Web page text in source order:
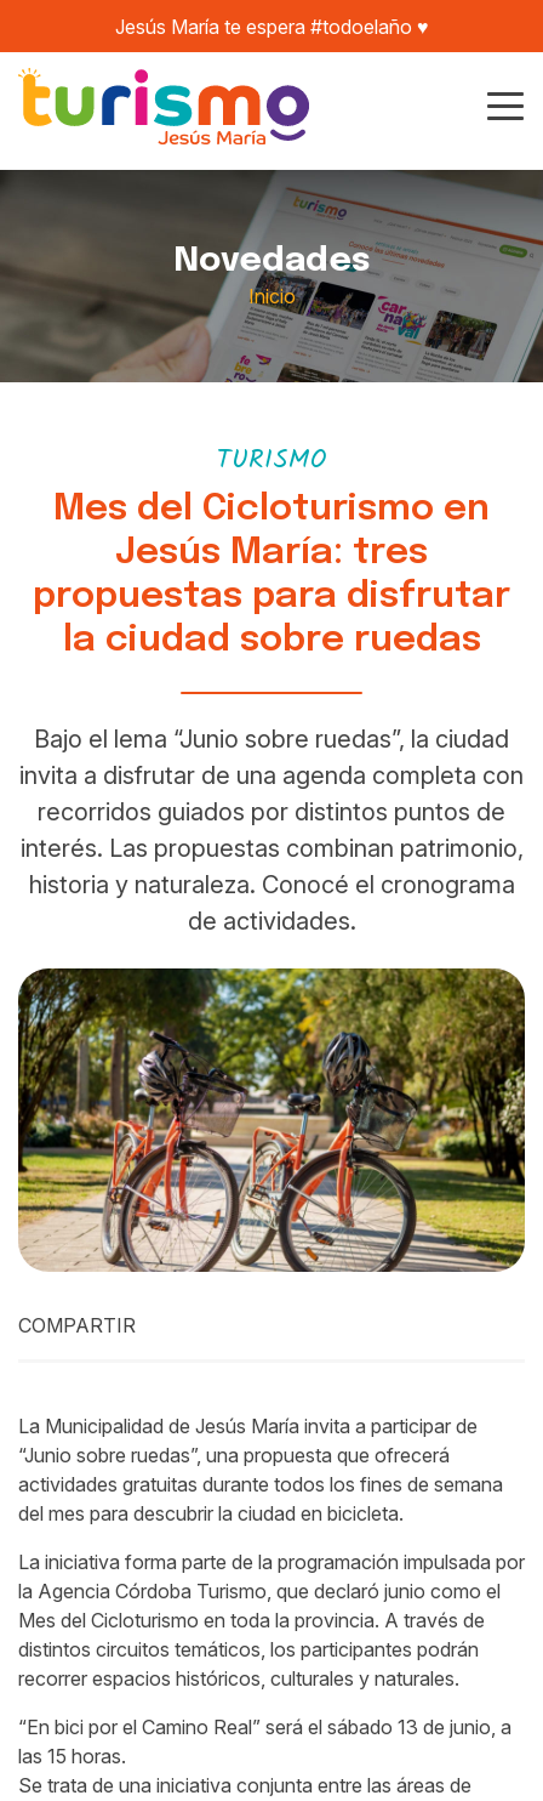
Jesús María te espera #todoelaño ♥️
Novedades
Inicio
TURISMO
Mes del Cicloturismo en
Jesús María: tres
propuestas para disfrutar
la ciudad sobre ruedas
Bajo el lema “Junio sobre ruedas”, la ciudad
invita a disfrutar de una agenda completa con
recorridos guiados por distintos puntos de
interés. Las propuestas combinan patrimonio,
historia y naturaleza. Conocé el cronograma
de actividades.
COMPARTIR
La Municipalidad de Jesús María invita a participar de
“Junio sobre ruedas”, una propuesta que ofrecerá
actividades gratuitas durante todos los fines de semana
del mes para descubrir la ciudad en bicicleta.
La iniciativa forma parte de la programación impulsada por
la Agencia Córdoba Turismo, que declaró junio como el
Mes del Cicloturismo en toda la provincia. A través de
distintos circuitos temáticos, los participantes podrán
recorrer espacios históricos, culturales y naturales.
“En bici por el Camino Real” será el sábado 13 de junio, a
las 15 horas.
Se trata de una iniciativa conjunta entre las áreas de